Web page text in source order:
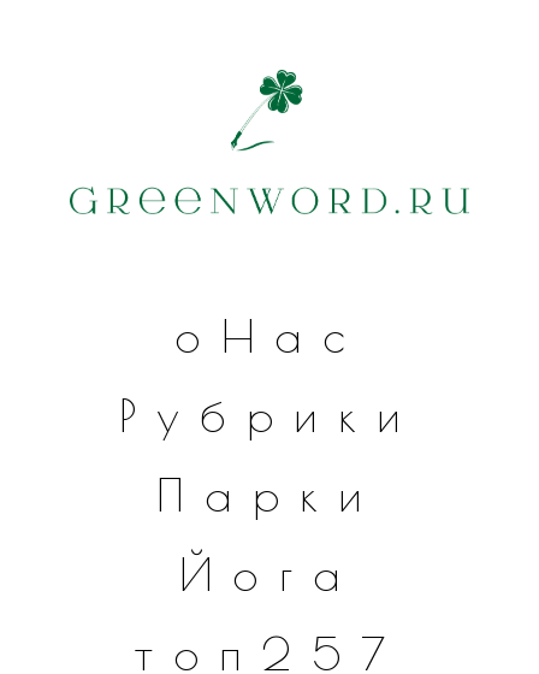
оНас
Рубрики
Парки
Йога
топ257